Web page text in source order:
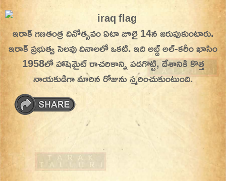
Skip
to
content
On This Day
Today in History | On This Day | This Day in
History | Today in India | What Happened
Today in India | Charitralo eroju | charitra lo
eroju |
ఇరాక్ గణతంత్ర దినోత్సవంఏటా జూలై 14న జరుపుకుంటారు.
ఇరాక్ ప్రభుత్వ సెలవు దినాలలో ఒకటి. ఇది అబ్ద్ అల్-కరీం ఖాసిం
1958లో హాషెమైట్ రాచరికాన్ని పడగొట్టి, దేశానికి కొత్త
నాయకుడిగా మారిన రోజును స్మరించుకుంటుంది.